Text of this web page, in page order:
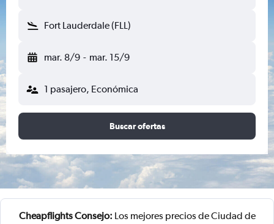
Fort Lauderdale (FLL)
mar. 8/9 - mar. 15/9
1 pasajero, Económica
Buscar ofertas
Cheapflights Consejo: Los mejores precios de Ciudad de